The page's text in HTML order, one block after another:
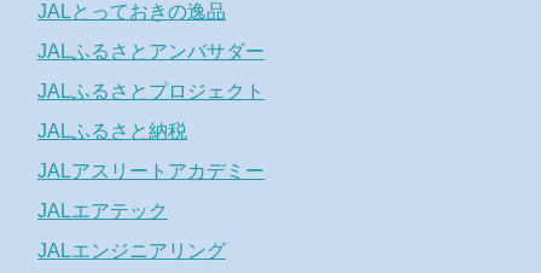
JALとっておきの逸品
JALふるさとアンバサダー
JALふるさとプロジェクト
JALふるさと納税
JALアスリートアカデミー
JALエアテック
JALエンジニアリング